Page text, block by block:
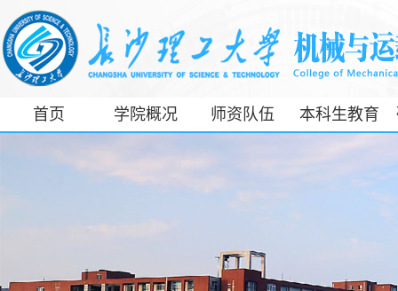
首页 学院概况 师资队伍 本科生教育
工信部专精特